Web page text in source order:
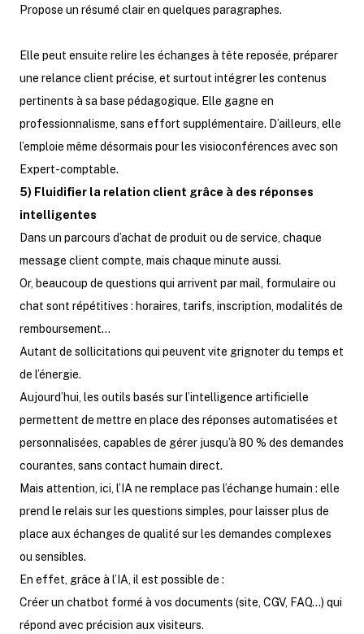
Propose un résumé clair en quelques paragraphes.
Elle peut ensuite relire les échanges à tête reposée, préparer
une relance client précise, et surtout intégrer les contenus
pertinents à sa base pédagogique. Elle gagne en
professionnalisme, sans effort supplémentaire. D’ailleurs, elle
l’emploie même désormais pour les visioconférences avec son
Expert-comptable.
5) Fluidifier la relation client grâce à des réponses
intelligentes
Dans un parcours d’achat de produit ou de service, chaque
message client compte, mais chaque minute aussi.
Or, beaucoup de questions qui arrivent par mail, formulaire ou
chat sont répétitives : horaires, tarifs, inscription, modalités de
remboursement…
Autant de sollicitations qui peuvent vite grignoter du temps et
de l’énergie.
Aujourd’hui, les outils basés sur l’intelligence artificielle
permettent de mettre en place des réponses automatisées et
personnalisées, capables de gérer jusqu’à 80 % des demandes
courantes, sans contact humain direct.
Mais attention, ici, l’IA ne remplace pas l’échange humain : elle
prend le relais sur les questions simples, pour laisser plus de
place aux échanges de qualité sur les demandes complexes
ou sensibles.
En effet, grâce à l’IA, il est possible de :
Créer un chatbot formé à vos documents (site, CGV, FAQ…) qui
répond avec précision aux visiteurs.